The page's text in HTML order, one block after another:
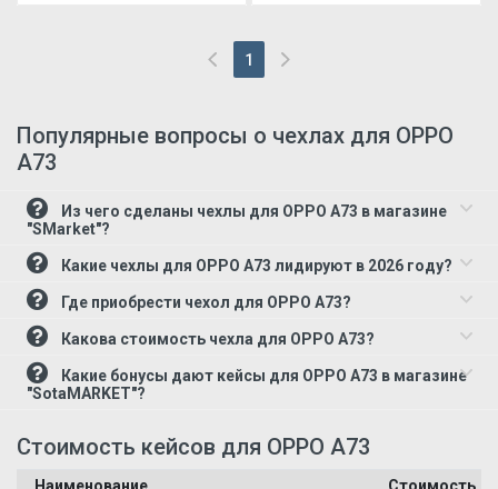
1
(current)
Популярные вопросы о чехлах для OPPO
A73
"SMarket"?
Какие чехлы для OPPO A73 лидируют в 2026 году?
Где приобрести чехол для OPPO A73?
Какова стоимость чехла для OPPO A73?
"SotaMARKET"?
Стоимость кейсов для OPPO A73